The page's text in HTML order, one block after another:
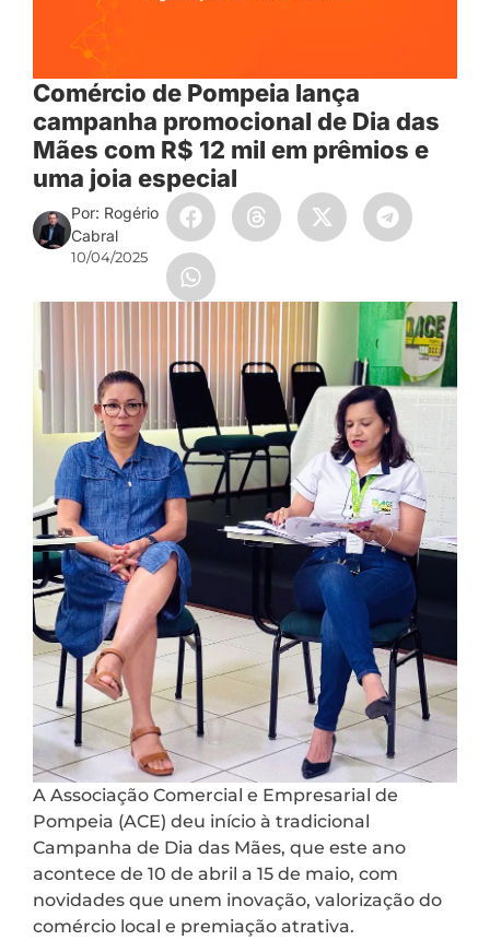
Comércio de Pompeia lança
campanha promocional de Dia das
Mães com R$ 12 mil em prêmios e
uma joia especial
Por: Rogério
Cabral
10/04/2025
A Associação Comercial e Empresarial de
Pompeia (ACE) deu início à tradicional
Campanha de Dia das Mães, que este ano
acontece de 10 de abril a 15 de maio, com
novidades que unem inovação, valorização do
comércio local e premiação atrativa.